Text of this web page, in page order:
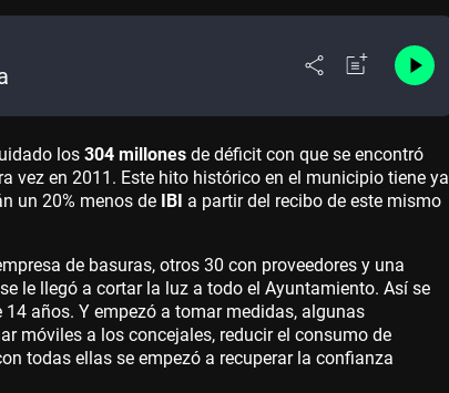
los 304 millones de déficit con que se encontró
vez en 2011. Este hito histórico en el municipio tiene ya
un 20% menos de IBI a partir del recibo de este mismo
de basuras, otros 30 con proveedores y una
le llegó a cortar la luz a todo el Ayuntamiento. Así se
años. Y empezó a tomar medidas, algunas
móviles a los concejales, reducir el consumo de
todas ellas se empezó a recuperar la confianza